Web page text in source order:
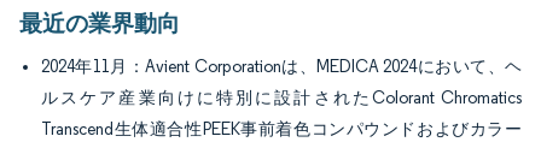
最近の業界動向
2024年11月：Avient Corporationは、MEDICA 2024において、ヘ
ルスケア産業向けに特別に設計されたColorant Chromatics
Transcend生体適合性PEEK事前着色コンパウンドおよびカラー